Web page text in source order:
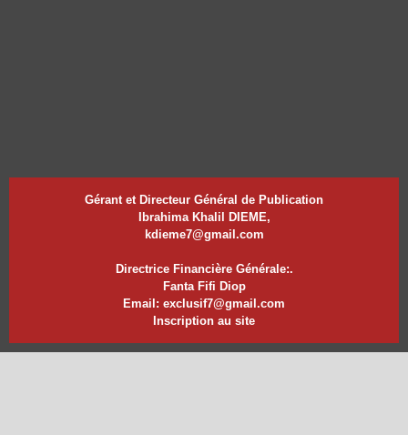
Gérant et Directeur Général de Publication
Ibrahima Khalil DIEME,
kdieme7@gmail.com
Directrice Financière Générale:.
Fanta Fifi Diop
Email: exclusif7@gmail.com
Inscription au site